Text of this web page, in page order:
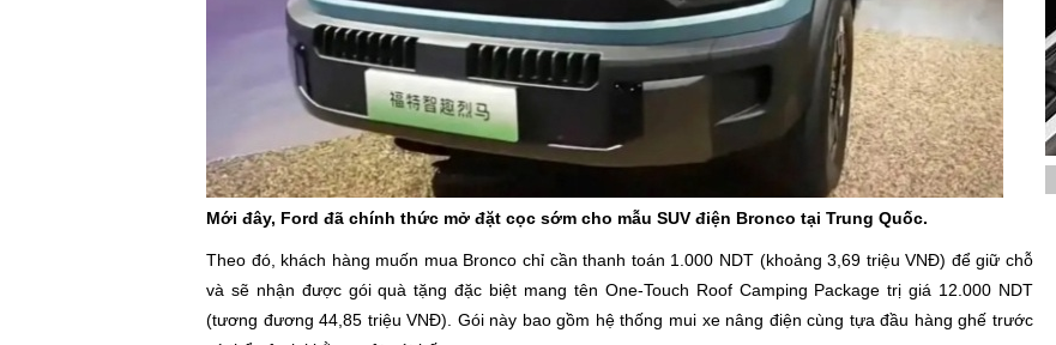
Mới đây, Ford đã chính thức mở đặt cọc sớm cho mẫu SUV điện Bronco tại Trung Quốc.
Theo đó, khách hàng muốn mua Bronco chỉ cần thanh toán 1.000 NDT (khoảng 3,69 triệu VNĐ) để giữ chỗ
và sẽ nhận được gói quà tặng đặc biệt mang tên One-Touch Roof Camping Package trị giá 12.000 NDT
(tương đương 44,85 triệu VNĐ). Gói này bao gồm hệ thống mui xe nâng điện cùng tựa đầu hàng ghế trước